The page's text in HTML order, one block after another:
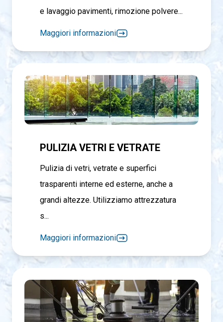
e lavaggio pavimenti, rimozione polvere...
Maggiori informazioni
PULIZIA VETRI E VETRATE
Pulizia di vetri, vetrate e superfici
trasparenti interne ed esterne, anche a
grandi altezze. Utilizziamo attrezzatura
s...
Maggiori informazioni